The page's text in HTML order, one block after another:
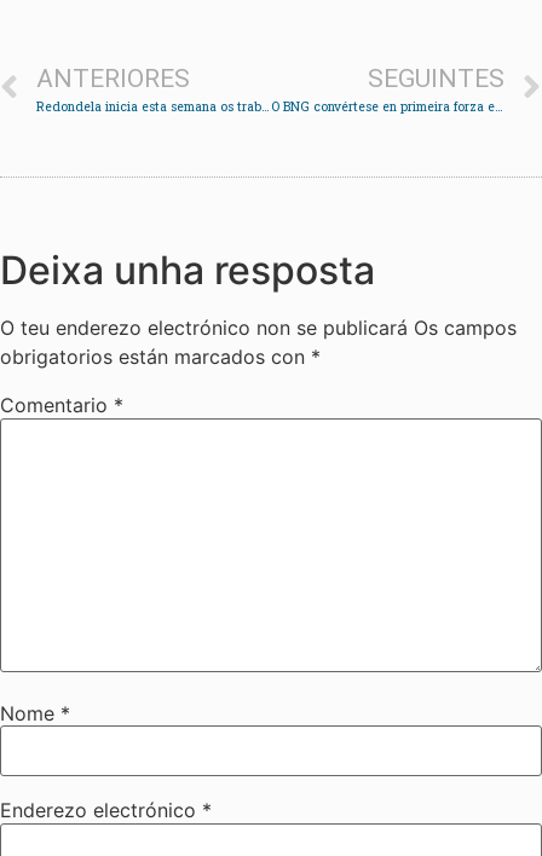
ANTERIORES
Redondela inicia esta semana os traballos de roza e limpeza en todo o municipio
SEGUINTES
O BNG convértese en primeira forza en Soutomaior
Deixa unha resposta
O teu enderezo electrónico non se publicará Os campos
obrigatorios están marcados con *
Comentario *
Nome *
Enderezo electrónico *